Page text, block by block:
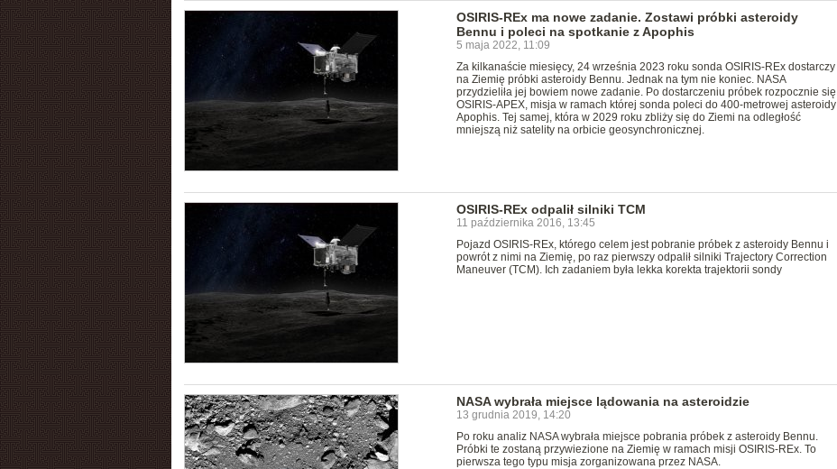
OSIRIS-REx ma nowe zadanie. Zostawi próbki asteroidy
Bennu i poleci na spotkanie z Apophis
5 maja 2022, 11:09
Za kilkanaście miesięcy, 24 września 2023 roku sonda OSIRIS-REx dostarczy
na Ziemię próbki asteroidy Bennu. Jednak na tym nie koniec. NASA
przydzieliła jej bowiem nowe zadanie. Po dostarczeniu próbek rozpocznie się
OSIRIS-APEX, misja w ramach której sonda poleci do 400-metrowej asteroidy
Apophis. Tej samej, która w 2029 roku zbliży się do Ziemi na odległość
mniejszą niż satelity na orbicie geosynchronicznej.
OSIRIS-REx odpalił silniki TCM
11 października 2016, 13:45
Pojazd OSIRIS-REx, którego celem jest pobranie próbek z asteroidy Bennu i
powrót z nimi na Ziemię, po raz pierwszy odpalił silniki Trajectory Correction
Maneuver (TCM). Ich zadaniem była lekka korekta trajektorii sondy
NASA wybrała miejsce lądowania na asteroidzie
13 grudnia 2019, 14:20
Po roku analiz NASA wybrała miejsce pobrania próbek z asteroidy Bennu.
Próbki te zostaną przywiezione na Ziemię w ramach misji OSIRIS-REx. To
pierwsza tego typu misja zorganizowana przez NASA.